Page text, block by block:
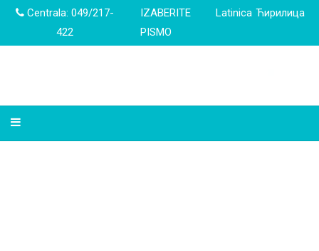
Centrala: 049/217-
422
IZABERITE
PISMO
Latinica Ћирилица